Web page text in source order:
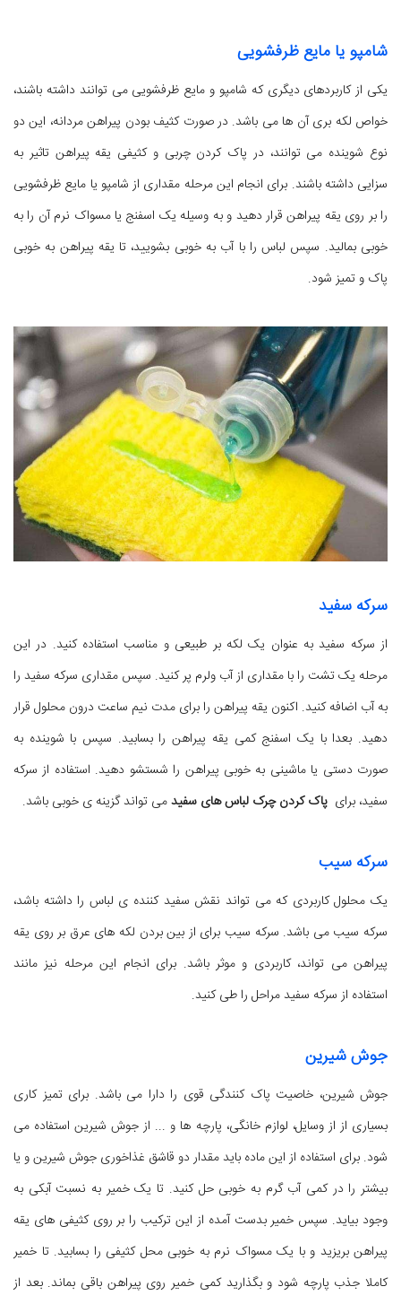
شامپو یا مایع ظرفشویی
یکی از کاربردهای دیگری که شامپو و مایع ظرفشویی می توانند داشته باشند،
خواص لکه بری آن ها می باشد. در صورت کثیف بودن پیراهن مردانه، این دو
نوع شوینده می توانند، در پاک کردن چربی و کثیفی یقه پیراهن تاثیر به
سزایی داشته باشند. برای انجام این مرحله مقداری از شامپو یا مایع ظرفشویی
را بر روی یقه پیراهن قرار دهید و به وسیله یک اسفنج یا مسواک نرم آن را به
خوبی بمالید. سپس لباس را با آب به خوبی بشویید، تا یقه پیراهن به خوبی
پاک و تمیز شود.
سرکه سفید
از سرکه سفید به عنوان یک لکه بر طبیعی و مناسب استفاده کنید. در این
مرحله یک تشت را با مقداری از آب ولرم پر کنید. سپس مقداری سرکه سفید را
به آب اضافه کنید. اکنون یقه پیراهن را برای مدت نیم ساعت درون محلول قرار
دهید. بعدا با یک اسفنج کمی یقه پیراهن را بسابید. سپس با شوینده به
صورت دستی یا ماشینی به خوبی پیراهن را شستشو دهید. استفاده از سرکه
سفید، برای پاک کردن چرک لباس های سفیدمی تواند گزینه ی خوبی باشد.
سرکه سیب
یک محلول کاربردی که می تواند نقش سفید کننده ی لباس را داشته باشد،
سرکه سیب می باشد. سرکه سیب برای از بین بردن لکه های عرق بر روی یقه
پیراهن می تواند، کاربردی و موثر باشد. برای انجام این مرحله نیز مانند
استفاده از سرکه سفید مراحل را طی کنید.
جوش شیرین
جوش شیرین، خاصیت پاک کنندگی قوی را دارا می باشد. برای تمیز کاری
بسیاری از از وسایل، لوازم خانگی، پارچه ها و ... از جوش شیرین استفاده می
شود. برای استفاده از این ماده باید مقدار دو قاشق غذاخوری جوش شیرین و یا
بیشتر را در کمی آب گرم به خوبی حل کنید. تا یک خمیر به نسبت آبکی به
وجود بیاید. سپس خمیر بدست آمده از این ترکیب را بر روی کثیفی های یقه
پیراهن بریزید و با یک مسواک نرم به خوبی محل کثیفی را بسابید. تا خمیر
کاملا جذب پارچه شود و بگذارید کمی خمیر روی پیراهن باقی بماند. بعد از